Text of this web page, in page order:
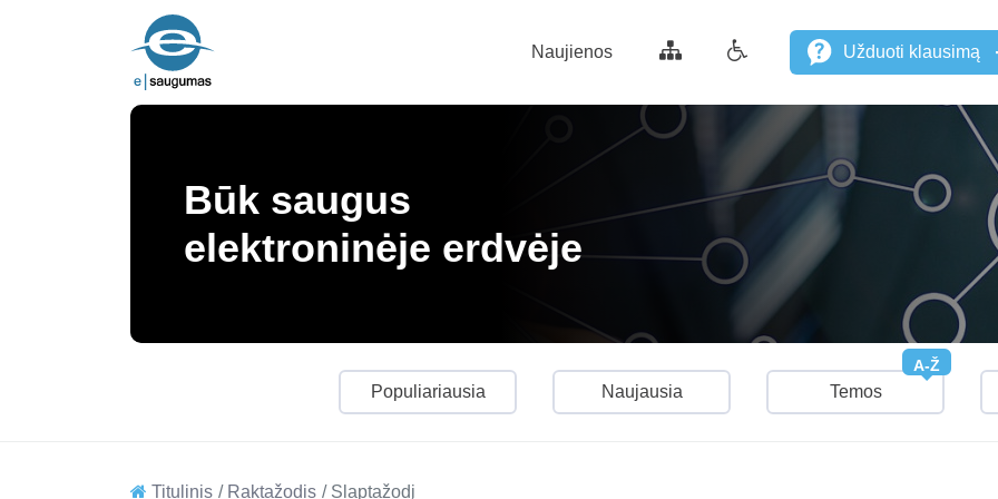
Naujienos Užduoti klausimą
Būk saugus
elektroninėje erdvėje
Populiariausia Naujausia Temos
A-Ž
Titulinis Raktažodis Slaptažodį